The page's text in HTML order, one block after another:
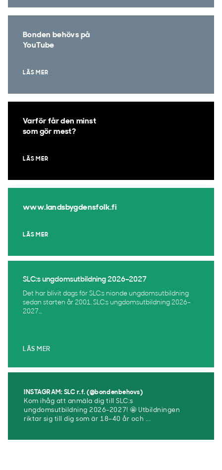
Bonden behövs på
YouTube
LÄS MER
Varför får den minst
som gör mest?
LÄS MER
www.landsbygdensfolk.fi
LÄS MER
SLC:s ungdomsutbildning 2026–2027
Det har blivit dags för SLC:s nionde ungdomsutbildning
sedan starten år 2001. SLC:s ungdomsutbildning 2026–
2027...
LÄS MER
INSTAGRAM: SLC r.f. (@bondenbehovs)
Kom ihåg att anmäla dig till SLC:s
ungdomsutbildning 2026-2027! 🤩 Utbildningen
riktar sig till dig som är 18–40 år och ...